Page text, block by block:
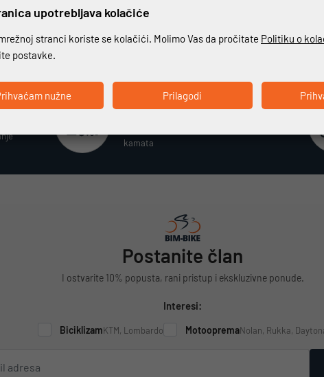
Beskamatno plaćanje
kamata
Postanite član
I ostvarite 10% popusta, rani pristup i ekskluzivne ponude.
Interesi:
BiciklizamKTM, Lombardo MotoopremaNolan, Rukka,
upotrebljava kolačiće
stranci koriste se kolačići. Molimo Vas da pročitate Politiku o
postavke.
nužne Prilagodi